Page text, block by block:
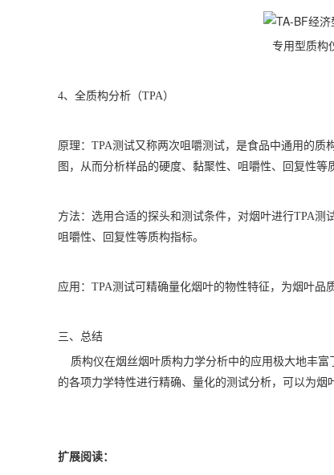
专用型质构
4、全质构分析（TPA）
原理：TPA测试又称两次咀嚼测试，是食品中通用的
图，从而分析样品的硬度、黏聚性、咀嚼性、回复性等
方法：选用合适的探头和测试条件，对烟叶进行TPA测
咀嚼性、回复性等质构指标。
应用：TPA测试可精确量化烟叶的物性特征，为烟叶品
三、总结
质构仪在烟丝烟叶质构力学分析中的应用极大地丰富
的各项力学特性进行精确、量化的测试分析，可以为烟
扩展阅读：